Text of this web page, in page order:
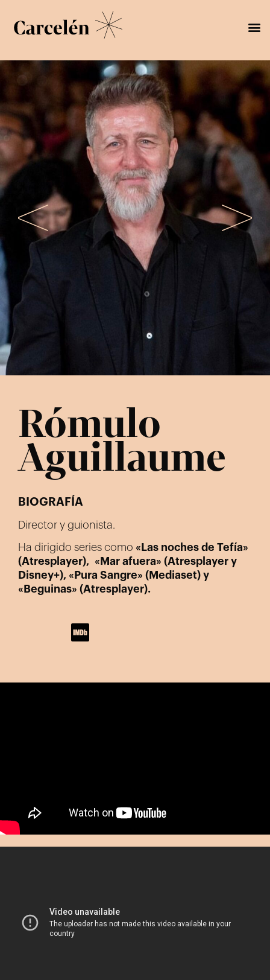
Rómulo
Aguillaume
BIOGRAFÍA
Director y guionista.
Ha dirigido series como «Las noches de Tefía»
(Atresplayer), «Mar afuera» (Atresplayer y
Disney+), «Pura Sangre» (Mediaset) y
«Beguinas» (Atresplayer).